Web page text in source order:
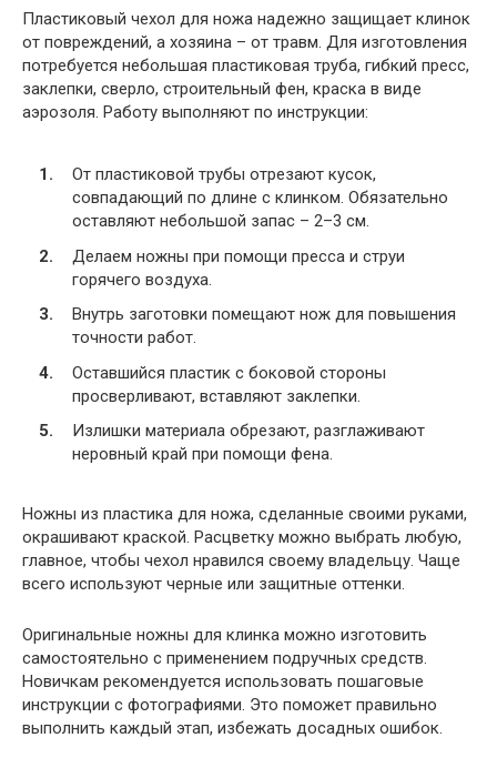
Пластиковый чехол для ножа надежно защищает клинок
от повреждений, а хозяина – от травм. Для изготовления
потребуется небольшая пластиковая труба, гибкий пресс,
заклепки, сверло, строительный фен, краска в виде
аэрозоля. Работу выполняют по инструкции:
От пластиковой трубы отрезают кусок,
совпадающий по длине с клинком. Обязательно
оставляют небольшой запас – 2–3 см.
Делаем ножны при помощи пресса и струи
горячего воздуха.
Внутрь заготовки помещают нож для повышения
точности работ.
Оставшийся пластик с боковой стороны
просверливают, вставляют заклепки.
Излишки материала обрезают, разглаживают
неровный край при помощи фена.
Ножны из пластика для ножа, сделанные своими руками,
окрашивают краской. Расцветку можно выбрать любую,
главное, чтобы чехол нравился своему владельцу. Чаще
всего используют черные или защитные оттенки.
Оригинальные ножны для клинка можно изготовить
самостоятельно с применением подручных средств.
Новичкам рекомендуется использовать пошаговые
инструкции с фотографиями. Это поможет правильно
выполнить каждый этап, избежать досадных ошибок.